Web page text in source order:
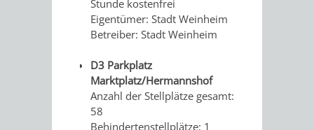
MÜHLE
WAIDSEEWALDSCHWIMMBAD
DULGER-
THEATER
Stunde kostenfrei
Eigentümer: Stadt Weinheim
Betreiber: Stadt Weinheim
D3 Parkplatz
Marktplatz/Hermannshof
Anzahl der Stellplätze gesamt:
58
Behindertenstellplätze: 1